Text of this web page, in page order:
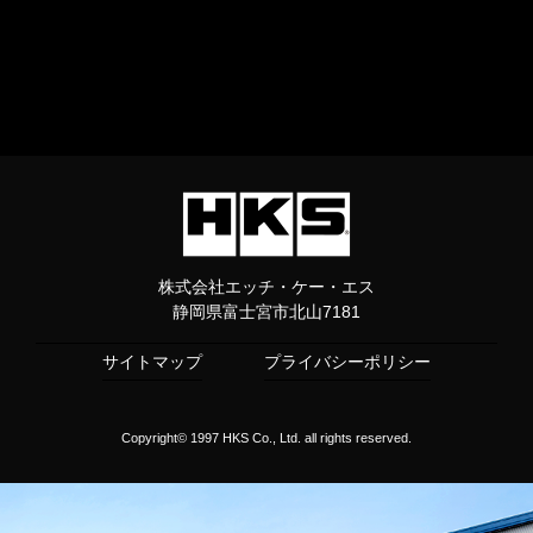
株式会社エッチ・ケー・エス
静岡県富士宮市北山7181
サイトマップ プライバシーポリシー
Copyright© 1997 HKS Co., Ltd. all rights reserved.